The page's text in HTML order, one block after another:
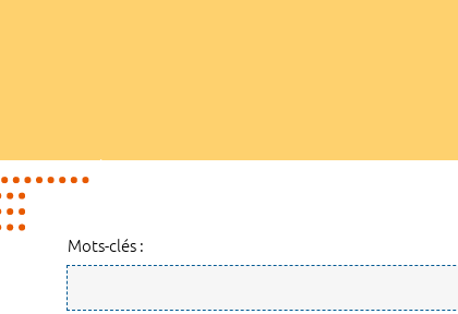
Mots-clés :